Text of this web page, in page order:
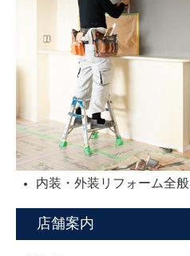
店舗案内
内装・外装リフォーム全般